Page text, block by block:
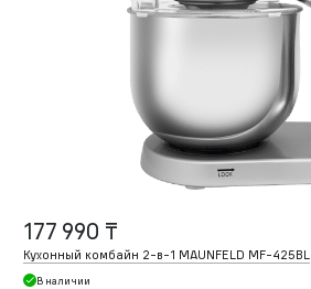
177 990 ₸
Кухонный комбайн 2-в-1 MAUNFELD MF-425BL
В наличии